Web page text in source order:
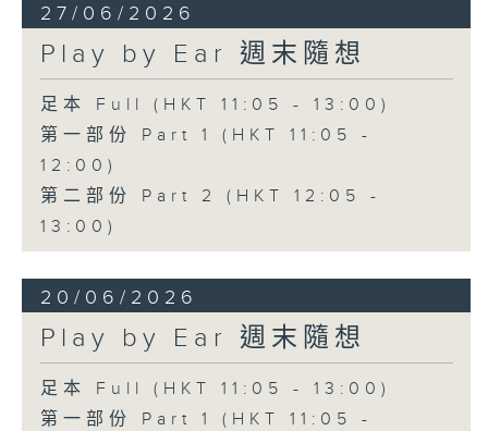
27/06/2026
Play by Ear 週末隨想
足本 Full (HKT 11:05 - 13:00)
第一部份 Part 1 (HKT 11:05 -
12:00)
第二部份 Part 2 (HKT 12:05 -
13:00)
20/06/2026
Play by Ear 週末隨想
足本 Full (HKT 11:05 - 13:00)
第一部份 Part 1 (HKT 11:05 -